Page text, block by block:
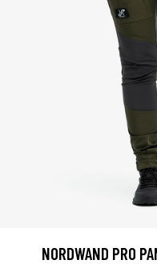
NORDWAND PRO